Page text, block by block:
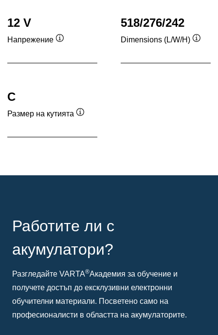
12 V
Напрежение
518/276/242
Dimensions (L/W/H)
C
Размер на кутията
Работите ли с
акумулатори?
Разгледайте VARTA®Академия за обучение и
получете достъп до ексклузивни електронни
обучителни материали. Посветено само на
професионалисти в областта на акумулаторите.